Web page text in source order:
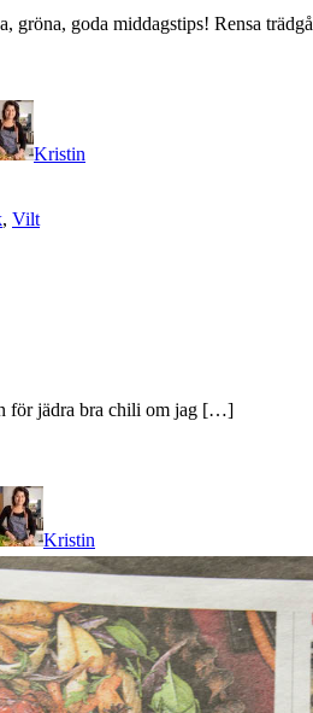
gröna, goda middagstips! Rensa
Kristin
, Vilt
för jädra bra chili om jag […]
Kristin